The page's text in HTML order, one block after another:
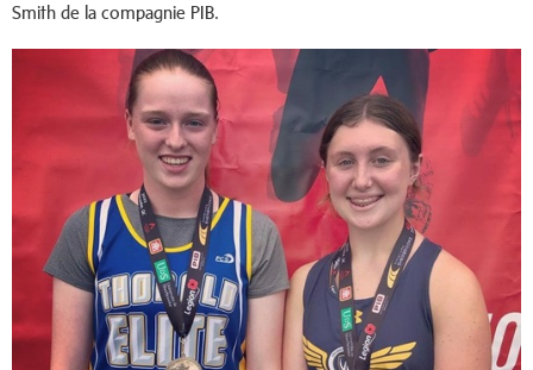
Smith de la compagnie PIB.